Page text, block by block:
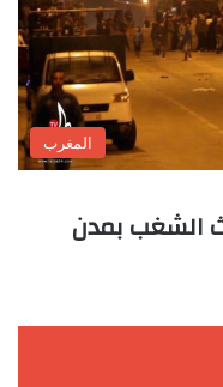
المغرب
الشغب بمدن